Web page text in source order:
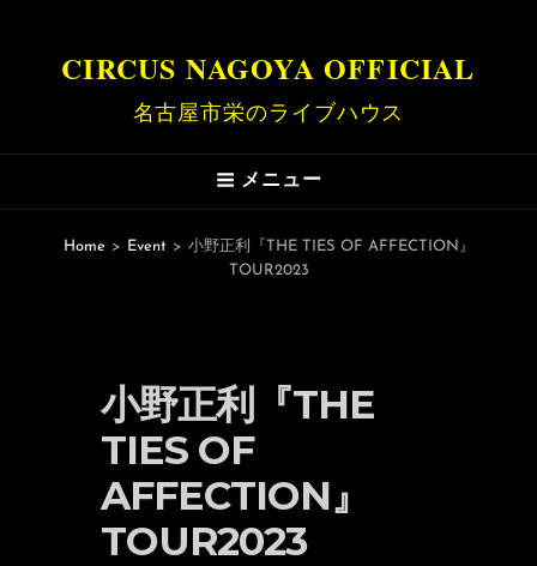
CIRCUS NAGOYA OFFICIAL
名古屋市栄のライブハウス
メニュー
Home > Event > 小野正利『THE TIES OF AFFECTION』
TOUR2023
小野正利『THE
TIES OF
AFFECTION』
TOUR2023